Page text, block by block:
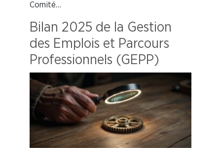
Comité…
Bilan 2025 de la Gestion
des Emplois et Parcours
Professionnels (GEPP)